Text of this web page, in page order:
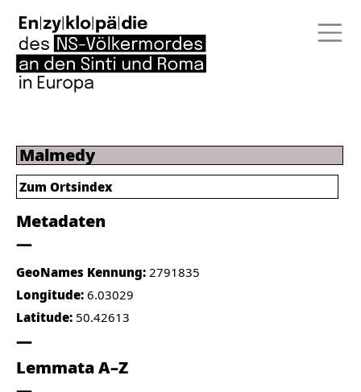
Malmedy
Metadaten
GeoNames Kennung: 2791835
Longitude: 6.03029
Latitude: 50.42613
Lemmata A–Z
Zum Ortsindex